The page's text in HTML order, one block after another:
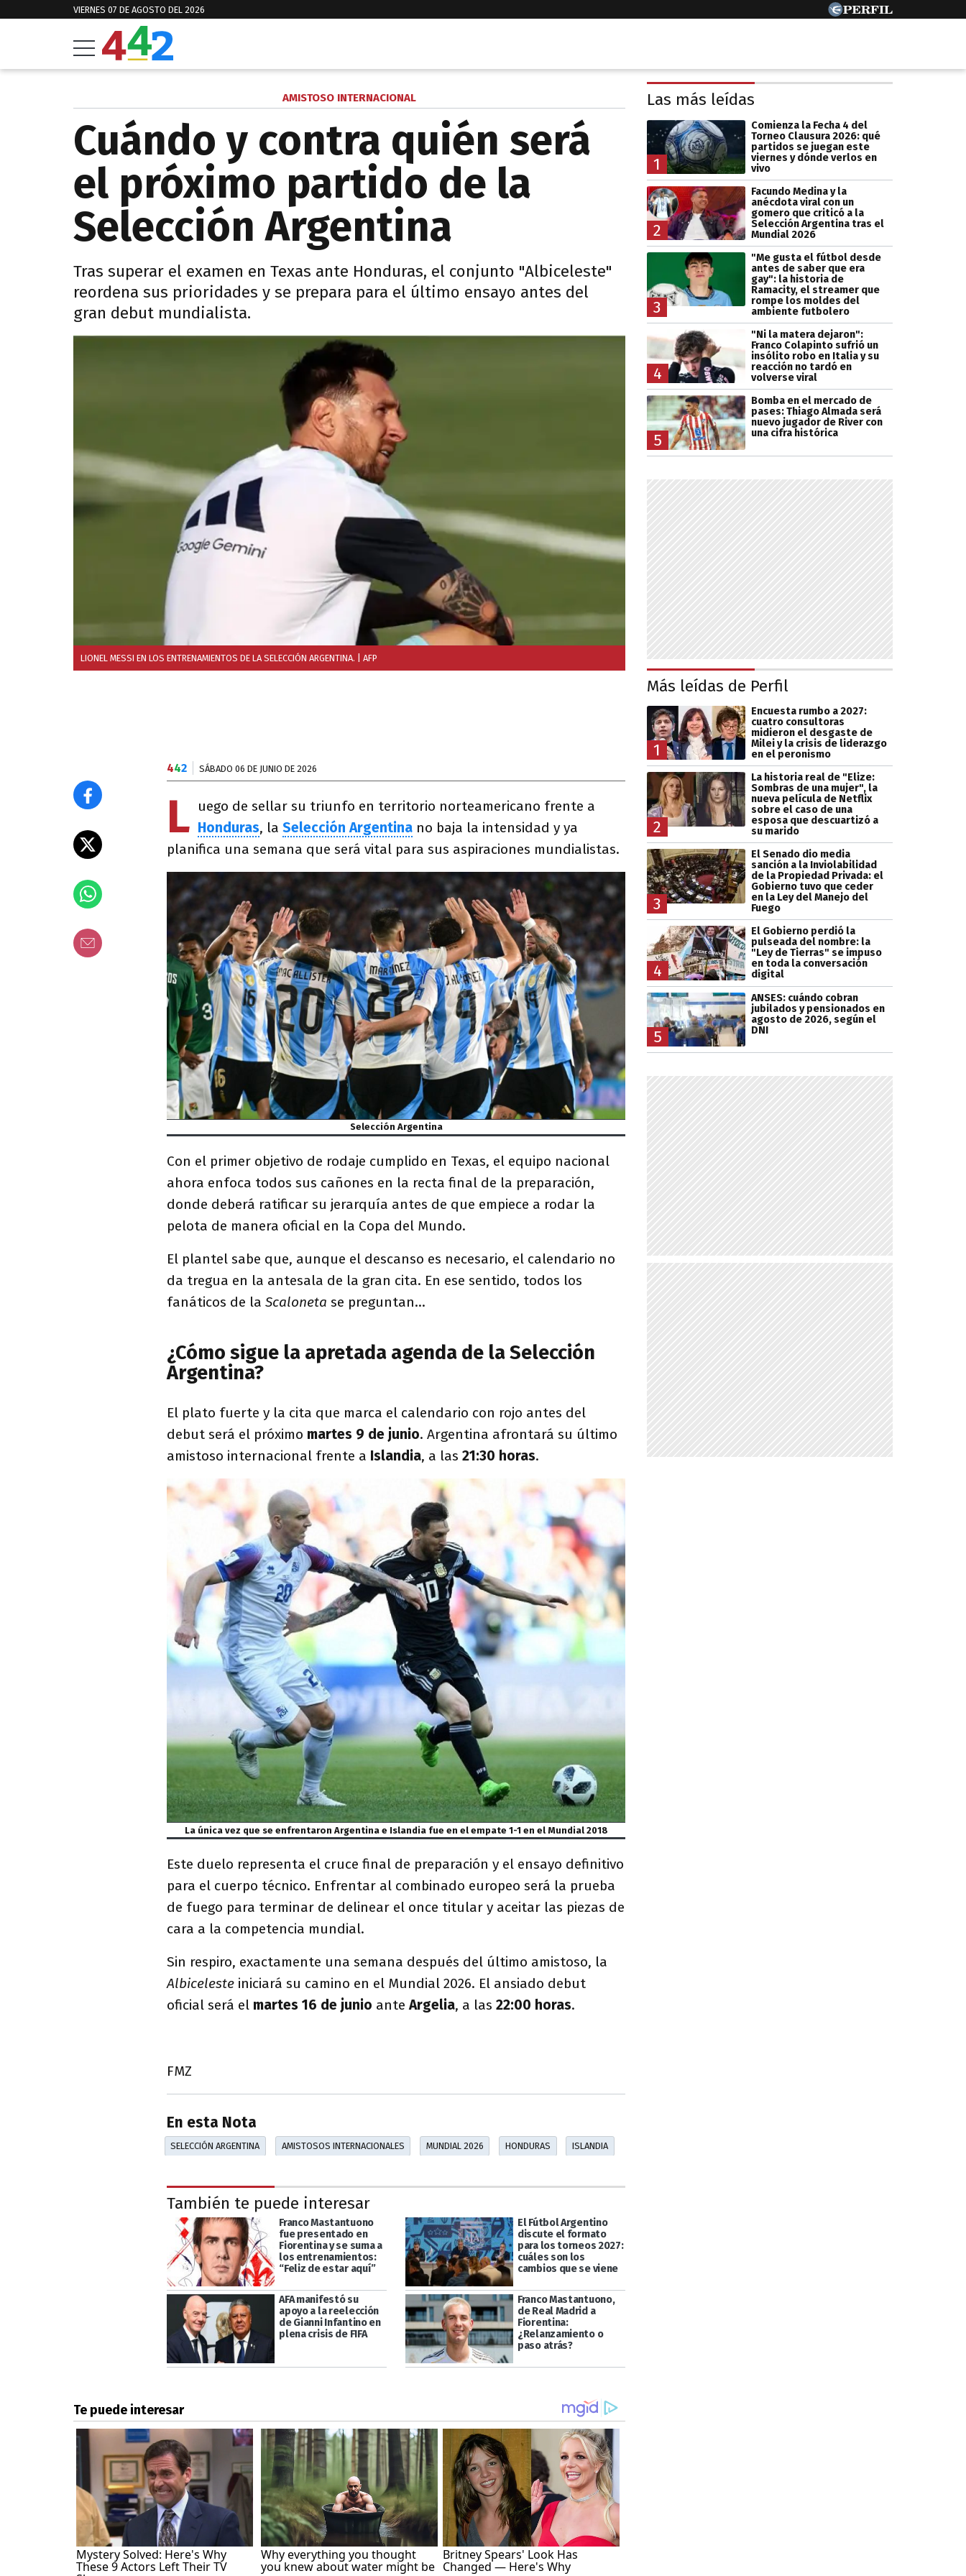
VIERNES 07 DE AGOSTO DEL 2026
AMISTOSO INTERNACIONAL
Cuándo y contra quién será
el próximo partido de la
Selección Argentina
Tras superar el examen en Texas ante Honduras, el conjunto "Albiceleste"
reordena sus prioridades y se prepara para el último ensayo antes del
gran debut mundialista.
LIONEL MESSI EN LOS ENTRENAMIENTOS DE LA SELECCIÓN ARGENTINA. | AFP
442 SÁBADO 06 DE JUNIO DE 2026
L uego de sellar su triunfo en territorio norteamericano frente a
Honduras, la Selección Argentina no baja la intensidad y ya
planifica una semana que será vital para sus aspiraciones mundialistas.
Selección Argentina
Con el primer objetivo de rodaje cumplido en Texas, el equipo nacional
ahora enfoca todos sus cañones en la recta final de la preparación,
donde deberá ratificar su jerarquía antes de que empiece a rodar la
pelota de manera oficial en la Copa del Mundo.
El plantel sabe que, aunque el descanso es necesario, el calendario no
da tregua en la antesala de la gran cita. En ese sentido, todos los
fanáticos de la Scaloneta se preguntan...
¿Cómo sigue la apretada agenda de la Selección
Argentina?
El plato fuerte y la cita que marca el calendario con rojo antes del
debut será el próximo martes 9 de junio. Argentina afrontará su último
amistoso internacional frente a Islandia, a las 21:30 horas.
La única vez que se enfrentaron Argentina e Islandia fue en el empate 1-1 en el Mundial 2018
Este duelo representa el cruce final de preparación y el ensayo definitivo
para el cuerpo técnico. Enfrentar al combinado europeo será la prueba
de fuego para terminar de delinear el once titular y aceitar las piezas de
cara a la competencia mundial.
Sin respiro, exactamente una semana después del último amistoso, la
Albiceleste iniciará su camino en el Mundial 2026. El ansiado debut
oficial será el martes 16 de junio anteArgelia, a las 22:00 horas.
FMZ
En esta Nota
SELECCIÓN ARGENTINA AMISTOSOS INTERNACIONALES MUNDIAL 2026 HONDURAS ISLANDIA
También te puede interesar
Franco Mastantuono
fue presentado en
Fiorentina y se suma a
los entrenamientos:
“Feliz de estar aquí”
El Fútbol Argentino
discute el formato
para los torneos 2027:
cuáles son los
cambios que se viene
AFA manifestó su
apoyo a la reelección
de Gianni Infantino en
plena crisis de FIFA
Franco Mastantuono,
de Real Madrid a
Fiorentina:
¿Relanzamiento o
paso atrás?
Las más leídas
1
Comienza la Fecha 4 del
Torneo Clausura 2026: qué
partidos se juegan este
viernes y dónde verlos en
vivo
2
Facundo Medina y la
anécdota viral con un
gomero que criticó a la
Selección Argentina tras el
Mundial 2026
3
"Me gusta el fútbol desde
antes de saber que era
gay": la historia de
Ramacity, el streamer que
rompe los moldes del
ambiente futbolero
4
"Ni la matera dejaron":
Franco Colapinto sufrió un
insólito robo en Italia y su
reacción no tardó en
volverse viral
5
Bomba en el mercado de
pases: Thiago Almada será
nuevo jugador de River con
una cifra histórica
Más leídas de Perfil
1
Encuesta rumbo a 2027:
cuatro consultoras
midieron el desgaste de
Milei y la crisis de liderazgo
en el peronismo
2
La historia real de "Elize:
Sombras de una mujer", la
nueva película de Netflix
sobre el caso de una
esposa que descuartizó a
su marido
3
El Senado dio media
sanción a la Inviolabilidad
de la Propiedad Privada: el
Gobierno tuvo que ceder
en la Ley del Manejo del
Fuego
4
El Gobierno perdió la
pulseada del nombre: la
"Ley de Tierras" se impuso
en toda la conversación
digital
5
ANSES: cuándo cobran
jubilados y pensionados en
agosto de 2026, según el
DNI